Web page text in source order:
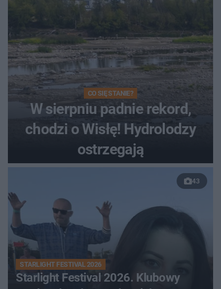
CO SIĘ STANIE?
W sierpniu padnie rekord,
chodzi o Wisłę! Hydrolodzy
ostrzegają
43
STARLIGHT FESTIVAL 2026
Starlight Festival 2026. Klubowy